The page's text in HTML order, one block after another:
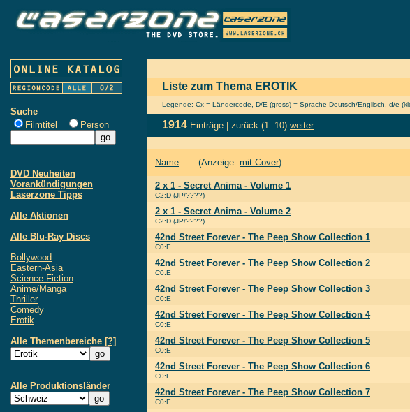
Suche
Filmtitel
Person
DVD Neuheiten
Vorankündigungen
Laserzone Tipps
Alle Aktionen
Alle Blu-Ray Discs
Bollywood
Eastern-Asia
Science Fiction
Anime/Manga
Thriller
Comedy
Erotik
Alle Themenbereiche [?]
Alle Produktionsländer
Liste zum Thema EROTIK
Legende: Cx = Ländercode, D/E (gross) = Sprache Deutsch/Englisch, d/e
1914 Einträge | zurück (1..10) weiter
Name (Anzeige: mit Cover)
2 x 1 - Secret Anima - Volume 1
C2:D (JP/????)
2 x 1 - Secret Anima - Volume 2
C2:D (JP/????)
42nd Street Forever - The Peep Show Collection 1
C0:E
42nd Street Forever - The Peep Show Collection 2
C0:E
42nd Street Forever - The Peep Show Collection 3
C0:E
42nd Street Forever - The Peep Show Collection 4
C0:E
42nd Street Forever - The Peep Show Collection 5
C0:E
42nd Street Forever - The Peep Show Collection 6
C0:E
42nd Street Forever - The Peep Show Collection 7
C0:E